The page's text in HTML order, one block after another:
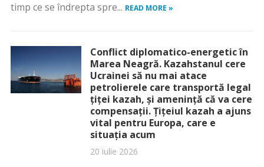
timp ce se îndrepta spre... READ MORE »
Conflict diplomatico-energetic în
Marea Neagră. Kazahstanul cere
Ucrainei să nu mai atace
petrolierele care transportă legal
țiței kazah, și amenință că va cere
compensații. Țițeiul kazah a ajuns
vital pentru Europa, care e
situația acum
20 iulie 2026